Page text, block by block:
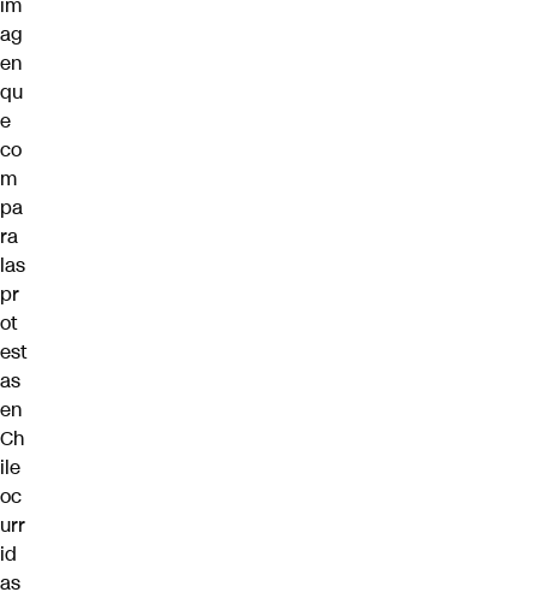
ag
en
qu
e
co
m
pa
ra
las
pr
ot
est
as
en
Ch
ile
oc
urr
id
as